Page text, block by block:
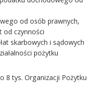
od osób prawnych,
od czynności
skarbowych i sądowych
pożytku
8 tys. Organizacji Pożytku